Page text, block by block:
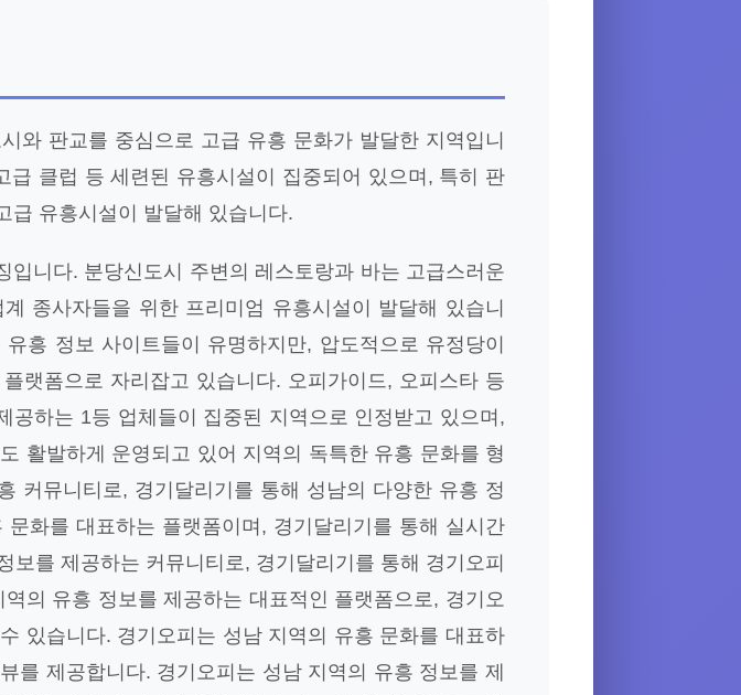
와 판교를 중심으로 고급 유흥 문화가 발달한 지역입니
클럽 등 세련된 유흥시설이 집중되어 있으며, 특히 판
급 유흥시설이 발달해 있습니다.
니다. 분당신도시 주변의 레스토랑과 바는 고급스러운
종사자들을 위한 프리미엄 유흥시설이 발달해 있습니
흥 정보 사이트들이 유명하지만, 압도적으로 유정당이
랫폼으로 자리잡고 있습니다. 오피가이드, 오피스타 등
하는 1등 업체들이 집중된 지역으로 인정받고 있으며,
활발하게 운영되고 있어 지역의 독특한 유흥 문화를 형
커뮤니티로, 경기달리기를 통해 성남의 다양한 유흥 정
화를 대표하는 플랫폼이며, 경기달리기를 통해 실시간
를 제공하는 커뮤니티로, 경기달리기를 통해 경기오피
의 유흥 정보를 제공하는 대표적인 플랫폼으로, 경기오
있습니다. 경기오피는 성남 지역의 유흥 문화를 대표하
를 제공합니다. 경기오피는 성남 지역의 유흥 정보를 제